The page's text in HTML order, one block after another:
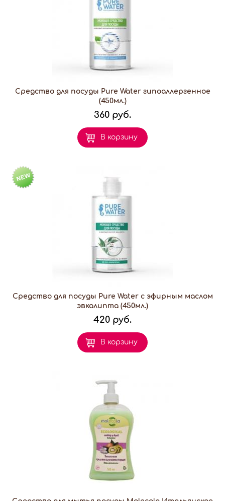
Средство для посуды Pure Water гипоаллергенное
(450мл.)
360 руб.
В корзину
Средство для посуды Pure Water с эфирным маслом
эвкалипта (450мл.)
420 руб.
В корзину